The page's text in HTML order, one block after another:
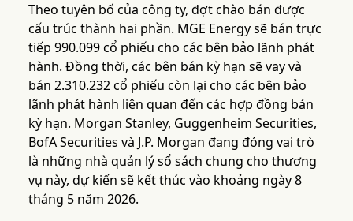
Theo tuyên bố của công ty, đợt chào bán được
cấu trúc thành hai phần. MGE Energy sẽ bán trực
tiếp 990.099 cổ phiếu cho các bên bảo lãnh phát
hành. Đồng thời, các bên bán kỳ hạn sẽ vay và
bán 2.310.232 cổ phiếu còn lại cho các bên bảo
lãnh phát hành liên quan đến các hợp đồng bán
kỳ hạn. Morgan Stanley, Guggenheim Securities,
BofA Securities và J.P. Morgan đang đóng vai trò
là những nhà quản lý sổ sách chung cho thương
vụ này, dự kiến sẽ kết thúc vào khoảng ngày 8
tháng 5 năm 2026.